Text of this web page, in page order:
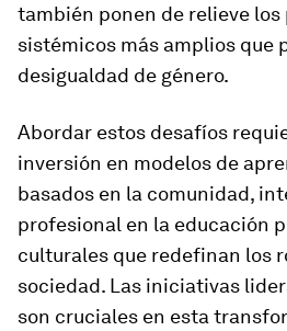
también ponen de relieve los
sistémicos más amplios que
desigualdad de género.
Abordar estos desafíos
inversión en modelos de
basados en la comunidad,
profesional en la educación
culturales que redefinan los
sociedad. Las iniciativas
son cruciales en esta